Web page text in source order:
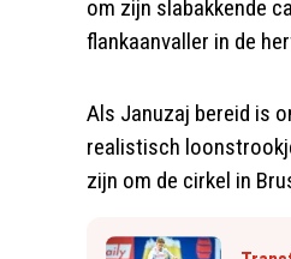
om zijn slabakkende
flankaanvaller in de
Als Januzaj bereid is
realistisch
zijn om de cirkel in